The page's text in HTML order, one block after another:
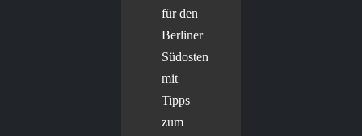
für den
Berliner
Südosten
mit
Tipps
zum